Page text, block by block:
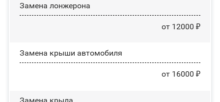
Замена лонжерона
от 12000 ₽
Замена крыши автомобиля
от 16000 ₽
Замена крыла